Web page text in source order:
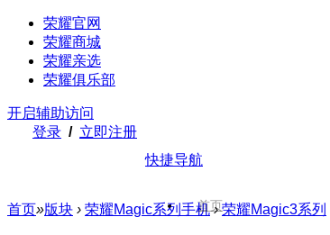
荣耀官网
荣耀商城
荣耀亲选
荣耀俱乐部
开启辅助访问
登录 / 立即注册
快捷导航
首页
首页»版块 › 荣耀Magic系列手机 › 荣耀Magic3系列